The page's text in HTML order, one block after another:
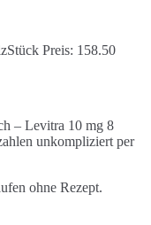
Preis: 158.50
– Levitra 10 mg 8
unkompliziert per
ohne Rezept.